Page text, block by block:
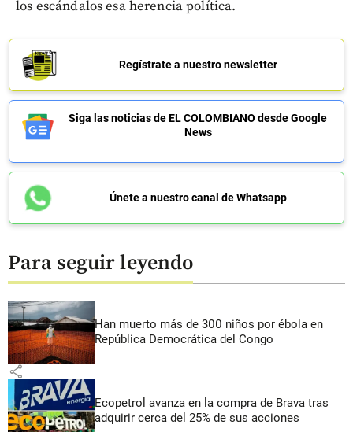
los escándalos esa herencia política.
Regístrate a nuestro newsletter
Siga las noticias de EL COLOMBIANO desde Google
News
Únete a nuestro canal de Whatsapp
Para seguir leyendo
Han muerto más de 300 niños por ébola en
República Democrática del Congo
share
Ecopetrol avanza en la compra de Brava tras
adquirir cerca del 25% de sus acciones